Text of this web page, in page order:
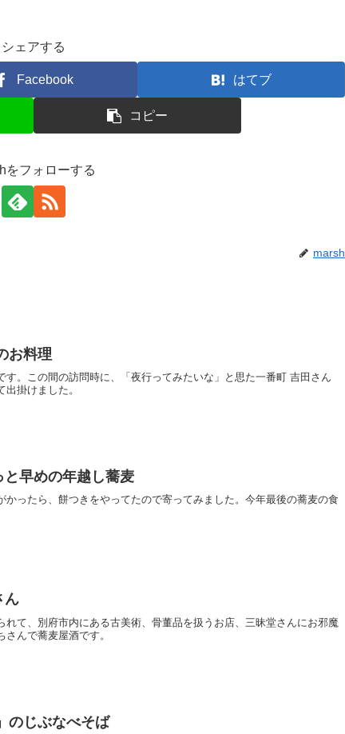
シェアする
Facebook はてブ
コピー
をフォローする
marsh
お料理
す。この間の訪問時に、「夜行ってみたいな」と思た一番町 吉田さん
掛けました。
早めの年越し蕎麦
かったら、餅つきをやってたので寄ってみました。今年最後の蕎麦の食
ん
れて、別府市内にある古美術、骨董品を扱うお店、三昧堂さんにお邪魔
んで蕎麦屋酒です。
のじぶなべそば